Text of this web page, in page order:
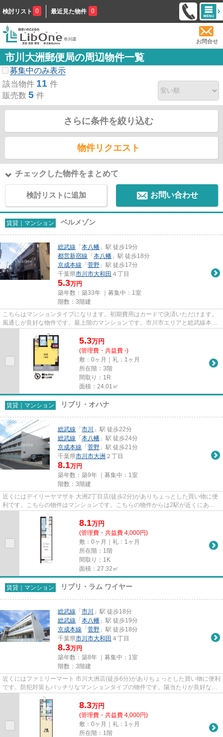
検討リスト 0 最近見た物件 0
お問合せ
市川大洲郵便局の周辺物件一覧
募集中のみ表示
該当物件 11 件
販売数 5 件
さらに条件を絞り込む
物件リクエスト
チェックした物件をまとめて
検討リストに追加 お問い合わせ
賃貸｜マンション ベルメゾン
総武線 「 本八幡 」駅 徒歩19分
都営新宿線 「 本八幡 」駅 徒歩18分
京成本線 「 菅野 」駅 徒歩17分
千葉県市川市大和田 ４丁目
5.3万円
築年数：築33年 ｜募集中： 1室
階数：3階建
こちらはマンションタイプになります。初期費用はカードで決済いただけます。
風通しが良好な物件です。最上階のマンションです。市川市エリアと総武線本八
5.3万円
(管理費・共益費 -)
敷：0ヶ月｜礼：1ヶ月
所在階：3階
間取り：1R
面積：24.01㎡
賃貸｜マンション リブリ・オハナ
総武線 「 市川
」駅 徒歩22分
総武線 「 本八幡 」駅 徒歩24分
京成本線 「 菅野 」駅 徒歩21分
千葉県市川市大洲 ２丁目
8.1万円
築年数：築9年 ｜募集中： 1室
階数：3階建
近くにはデイリーヤマザキ 大洲2丁目店(徒歩2分)がありちょっとした買い物に便
利です。こちらの物件はマンションです。こちらの物件からは2駅が近くにあ
り、移動範囲も広がります。こ...
8.1万円
(管理費・共益費 4,000円)
敷：0ヶ月｜礼：1ヶ月
所在階：1階
間取り：1K
面積：27.32㎡
賃貸｜マンション リブリ・ラム ワイヤー
総武線 「 市川
」駅 徒歩18分
総武線 「 本八幡 」駅 徒歩19分
京成本線 「 菅野 」駅 徒歩18分
千葉県市川市大和田 ４丁目
8.3万円
築年数：築8年 ｜募集中： 1室
階数：3階建
近くにはファミリーマート 市川大洲店(徒歩6分)がありちょっとした買い物に便利
です。防犯対策もバッチリなマンションタイプの物件です。陽当たりが良好なマ
ンションは梅雨時期の湿気...
8.3万円
(管理費・共益費 4,000円)
敷：0ヶ月｜礼：1ヶ月
所在階：1階